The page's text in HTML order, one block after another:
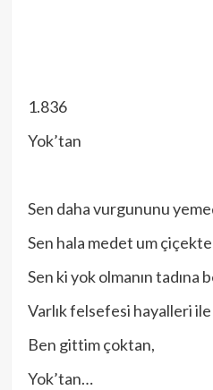
1.836
Yok’tan
Sen daha vurgununu
Sen hala medet um
Sen ki yok olmanın tadına
Varlık felsefesi hayalleri
Ben gittim çoktan,
Yok’tan…